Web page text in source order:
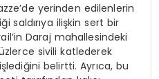
yerinden edilenlerin
saldırıya ilişkin sert bir
Daraj mahallesindeki
sivili katlederek
belirtti. Ayrıca, bu